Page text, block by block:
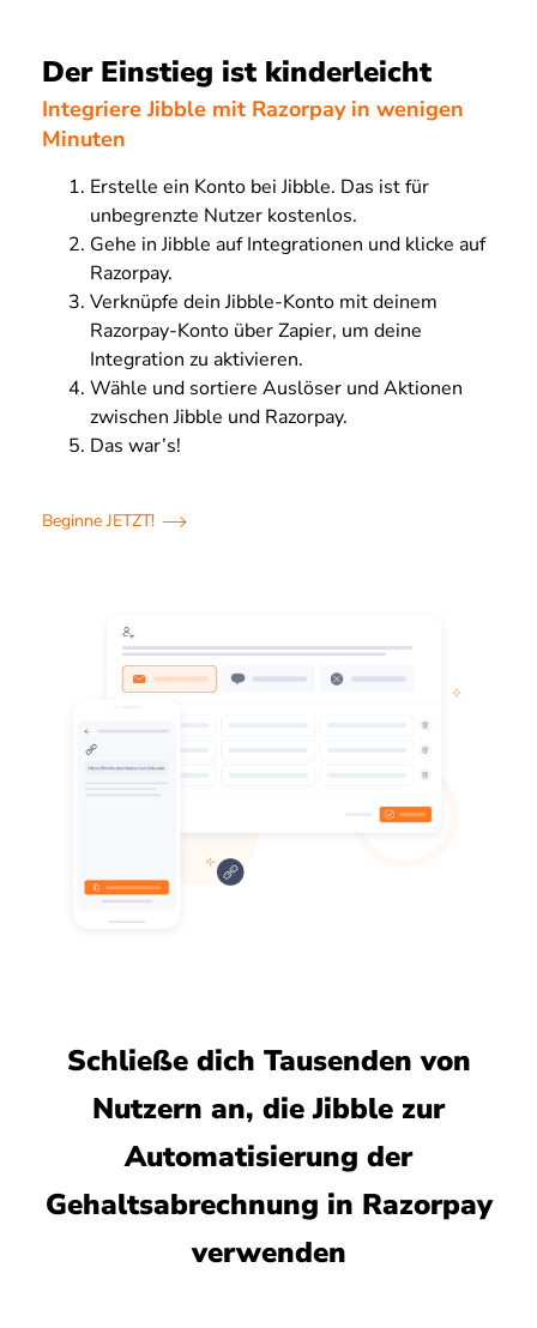
Der Einstieg ist kinderleicht
Integriere Jibble mit Razorpay in wenigen
Minuten
Erstelle ein Konto bei Jibble. Das ist für
unbegrenzte Nutzer kostenlos.
Gehe in Jibble auf Integrationen und klicke auf
Razorpay.
Verknüpfe dein Jibble-Konto mit deinem
Razorpay-Konto über Zapier, um deine
Integration zu aktivieren.
Wähle und sortiere Auslöser und Aktionen
zwischen Jibble und Razorpay.
Das war’s!
Beginne JETZT!
Schließe dich Tausenden von
Nutzern an, die Jibble zur
Automatisierung der
Gehaltsabrechnung in Razorpay
verwenden